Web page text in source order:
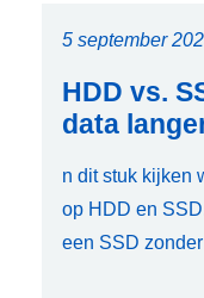
5 september
HDD vs.
data
n dit stuk kijken
op HDD en
een SSD